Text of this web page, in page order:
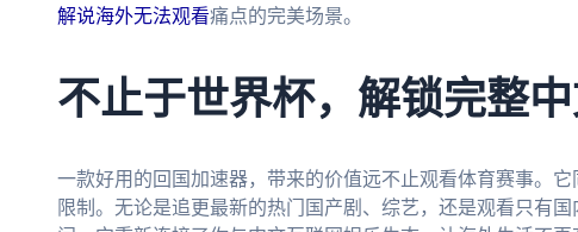
解说海外无法观看痛点的完美场景。
不止于世界杯，解锁完整
一款好用的回国加速器，带来的价值远不止观看体育赛事。
限制。无论是追更最新的热门国产剧、综艺，还是观看只有